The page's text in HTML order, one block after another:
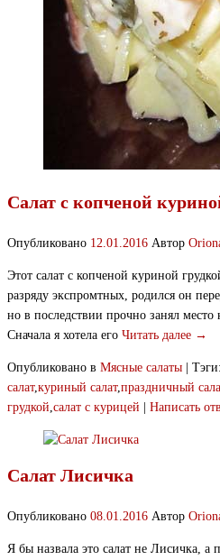
Салат с копченой
Опубликовано 12.01.2016 Автор
Этот салат с копченой куриной
разряду экспромтных, родился он
но в последствии прочно занял место
Сначала я хотела его Читать далее →
Опубликовано в Мясные салаты | Тэги:
салат, куриный салат, праздничный
грудкой салат с курицей | Написать
Салат Лисичка
Опубликовано 08.01.2016 Автор
Я бы назвала это салат не Лисичка, а